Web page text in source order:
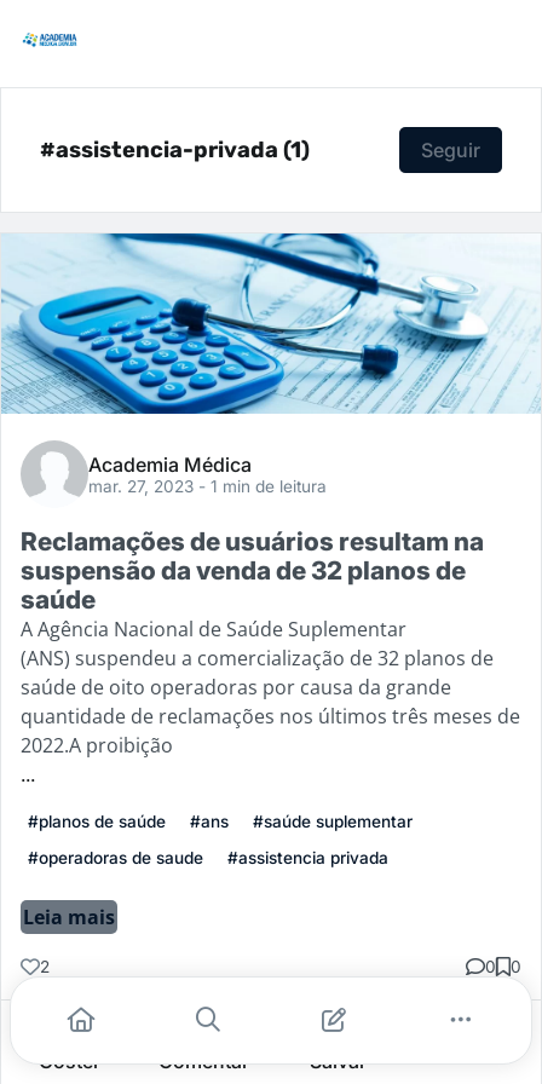
#assistencia-privada (1) Seguir
Academia Médica
mar. 27, 2023 - 1 min de leitura
Reclamações de usuários resultam na
suspensão da venda de 32 planos de
saúde
A Agência Nacional de Saúde Suplementar
(ANS) suspendeu a comercialização de 32 planos de
saúde de oito operadoras por causa da grande
quantidade de reclamações nos últimos três meses de
2022.A proibição
...
#planos de saúde #ans
#saúde suplementar
#operadoras de saude
#assistencia privada
Leia mais
2 0 0
Gostei Comentar Salvar